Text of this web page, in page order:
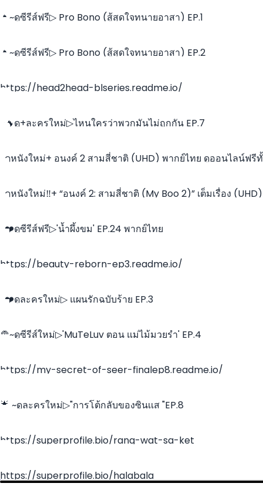
🔥~ดูซีรีส์ฟรี▷ Pro Bono (สู้สุดใจทนายอาสา) EP.1
🔥~ดูซีรีส์ฟรี▷ Pro Bono (สู้สุดใจทนายอาสา) EP.2
https://head2head-blseries.readme.io/
~🔥ดู+ละครใหม่▷ไหนใครว่าพวกมันไม่ถูกกัน EP.7
~ดูหนังใหม่+ อนงค์ 2 สามสี่ชาติ (UHD) พากย์ไทย ดูออนไลน์ฟรี
~ดูหนังใหม่‼️+ “อนงค์ 2: สามสี่ชาติ (My Boo 2)” เต็มเรื่อง (UHD)
~❤️ดูซีรีส์ฟรี▷'น้ำผึ้งขม' EP.24 พากย์ไทย
https://beauty-reborn-ep3.readme.io/
~❤️ดูละครใหม่▷ แผนรักฉบับร้าย EP.3
🧅~ดูซีรีส์ใหม่▷'MuTeLuv ตอน แม่ไม้มวยรำ' EP.4
https://my-secret-of-seer-finalep8.readme.io/
🌟 ~ดูละครใหม่▷"การโต้กลับของซินเเส "EP.8
https://superprofile.bio/rang-wat-sa-ket
https://superprofile.bio/halabala